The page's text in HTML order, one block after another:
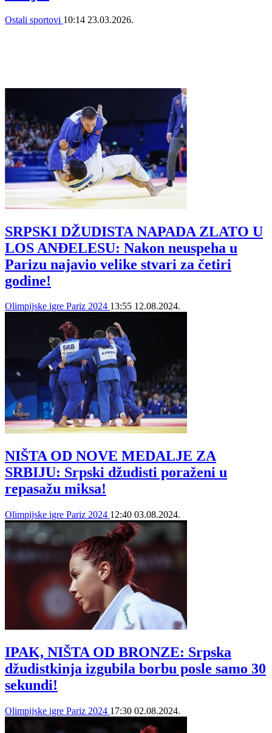
Ostali sportovi 10:14 23.03.2026.
SRPSKI DŽUDISTA NAPADA ZLATO U
LOS ANĐELESU: Nakon neuspeha u
Parizu najavio velike stvari za četiri
godine!
Olimpijske igre Pariz 2024 13:55 12.08.2024.
NIŠTA OD NOVE MEDALJE ZA
SRBIJU: Srpski džudisti poraženi u
repasažu miksa!
Olimpijske igre Pariz 2024 12:40 03.08.2024.
IPAK, NIŠTA OD BRONZE: Srpska
džudistkinja izgubila borbu posle samo 30
sekundi!
Olimpijske igre Pariz 2024 17:30 02.08.2024.